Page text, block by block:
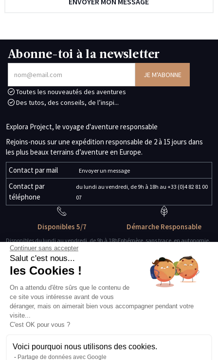
Abonne-toi à la newsletter
Toutes les nouveautés des aventures
Des tutos, des conseils, de l’inspi...
Explora Project, le voyage d'aventure responsable
Rejoins-nous sur une expédition responsable de 2 à 15 jours dans
les plus beaux terrains d’aventure en Europe.
Contact par mail
Envoyer un message
Contact par
téléphone
du lundi au vendredi, de 9h à 18h au +33 (0)4 82 81 00
07
Disponibles 5/7
Disponibles du lundi au vendredi, de 9h à 18h
Des guides-explorateurs
Démarche Responsable
Ephémère, sans trace, en autonomie.
Matériel de qualité
Testé, éprouvé, certifié.
À propos
Conditions générales de vente
Conditions générales d'utilisation
Continuer sans accepter
Salut c'est nous...
les Cookies !
On a attendu d'être sûrs que le contenu de
ce site vous intéresse avant de vous
déranger, mais on aimerait bien vous accompagner pendant votre
visite...
C'est OK pour vous ?
Voici pourquoi nous utilisons des cookies.
Partage de données avec Google